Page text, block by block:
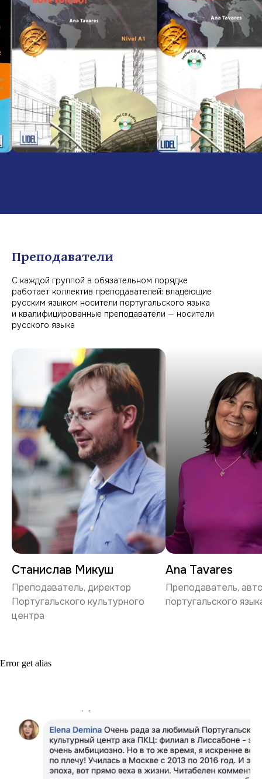
Преподаватели
С каждой группой в обязательном порядке
работает коллектив преподавателей: владеющие
русским языком носители португальского языка
и квалифицированные преподаватели — носители
русского языка
Станислав Микуш
Преподаватель, директор
Португальского культурного
центра
Ana Tavares
Преподаватель,
португальского
Error get alias
© 2025 Все права защищены
Пн-пт, с 11:00 до 20:00
office@portugues.pt
Политика конфиденциальности